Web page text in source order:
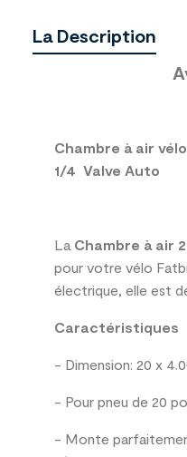
La Description
Chambre à air
1/4 Valve Auto
La Chambre à air
pour votre vélo
électrique, elle est
Caractéristiques
- Dimension: 20 x
- Pour pneu de 20
- Monte